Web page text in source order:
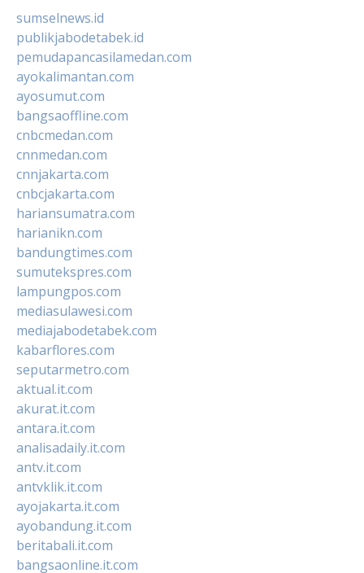
sumselnews.id
publikjabodetabek.id
pemudapancasilamedan.com
ayokalimantan.com
ayosumut.com
bangsaoffline.com
cnbcmedan.com
cnnmedan.com
cnnjakarta.com
cnbcjakarta.com
hariansumatra.com
harianikn.com
bandungtimes.com
sumutekspres.com
lampungpos.com
mediasulawesi.com
mediajabodetabek.com
kabarflores.com
seputarmetro.com
aktual.it.com
akurat.it.com
antara.it.com
analisadaily.it.com
antv.it.com
antvklik.it.com
ayojakarta.it.com
ayobandung.it.com
beritabali.it.com
bangsaonline.it.com